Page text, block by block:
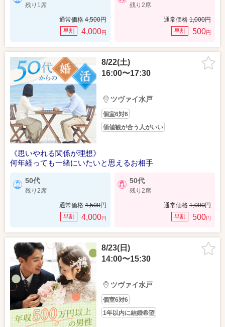
残り1席
通常価格 4,500円
早割 4,000円
残り2席
通常価格 1,000円
早割 500円
8/22(土)
16:00〜17:30
ツヴァイ水戸
個室6対6
価値観が合う人がいい
《思いやれる関係が理想》
何年経っても一緒にいたいと思えるお相手
50代
残り2席
通常価格 4,500円
早割 4,000円
50代
残り2席
通常価格 1,000円
早割 500円
8/23(日)
14:00〜15:30
ツヴァイ水戸
個室6対6
1年以内に結婚希望